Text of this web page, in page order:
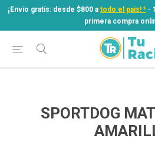
¡Envío gratis: desde $800 a todo el país! * -
primera compra
¡Envío gratis: desde $800 atodo el país! *
-
primera compra
SPORTDOG